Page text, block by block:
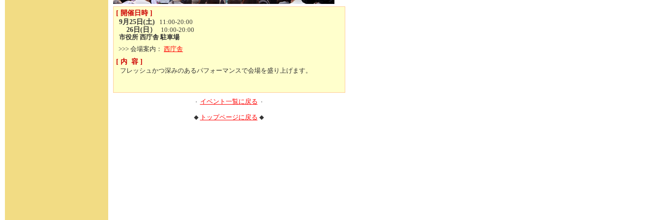
[ 開催日時 ]
9月25日(土)
11:00-20:00
26日(日） 10:00-20:00
市役所 西庁舎 駐車場
>>> 会場案内： 西庁舎
[ 内 容 ]
フレッシュかつ深みのあるパフォーマンスで会場を盛り上げます。
・ イベント一覧に戻る ・
◆ トップページに戻る ◆